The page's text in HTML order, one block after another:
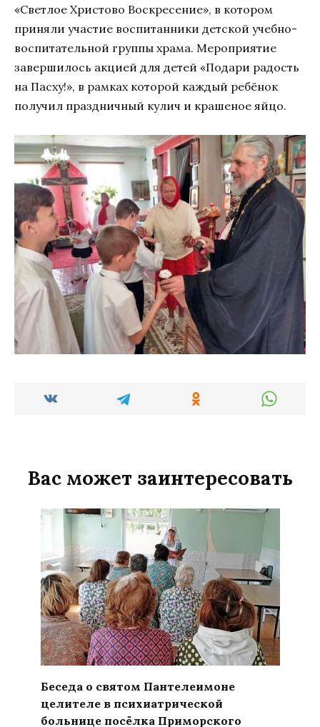
«Светлое Христово Воскресение», в котором
приняли участие воспитанники детской учебно-
воспитательной группы храма. Мероприятие
завершилось акцией для детей «Подари радость
на Пасху!», в рамках которой каждый ребёнок
получил праздничный кулич и крашеное яйцо.
Вас может заинтересовать
Беседа о святом Пантелеимоне
целителе в психиатрической
больнице посёлка Приморского